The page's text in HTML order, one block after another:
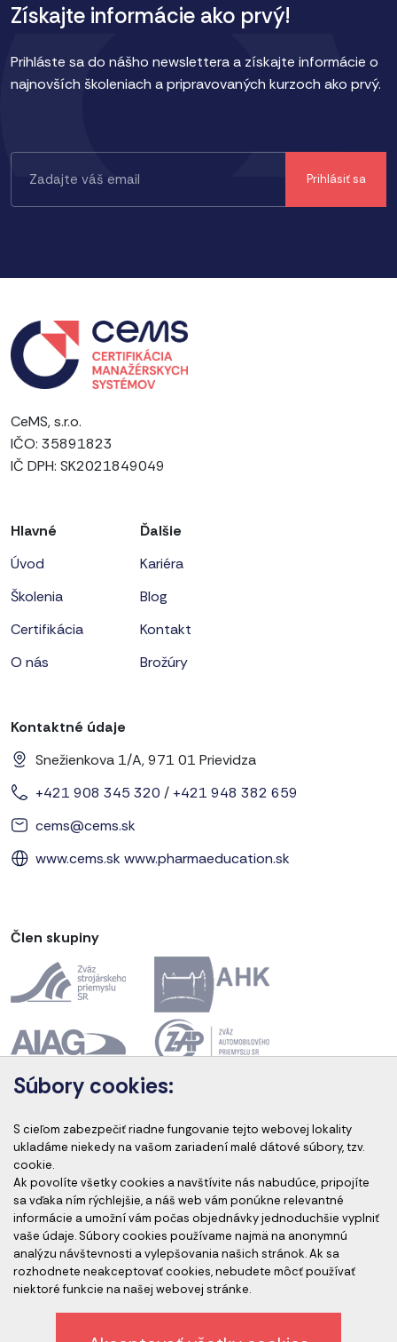
Získajte informácie ako prvý!
Prihláste sa do nášho newslettera a získajte informácie o
najnovších školeniach a pripravovaných kurzoch ako prvý.
CeMS, s.r.o.
IČO: 35891823
IČ DPH: SK2021849049
Hlavné
Úvod
Školenia
Certifikácia
O nás
Ďalšie
Kariéra
Blog
Kontakt
Brožúry
Kontaktné údaje
Snežienkova 1/A, 971 01 Prievidza
+421 908 345 320 / +421 948 382 659
cems@cems.sk
www.cems.skwww.pharmaeducation.sk
Člen skupiny
Akreditácia kurzov
Akreditovaní audítori
Súbory cookies:
S cieľom zabezpečiť riadne fungovanie tejto webovej lokality
ukladáme niekedy na vašom zariadení malé dátové súbory, tzv.
cookie.
Ak povolíte všetky cookies a navštívite nás nabudúce, pripojíte
sa vďaka ním rýchlejšie, a náš web vám ponúkne relevantné
informácie a umožní vám počas objednávky jednoduchšie vyplniť
vaše údaje. Súbory cookies používame najmä na anonymnú
analýzu návštevnosti a vylepšovania našich stránok. Ak sa
rozhodnete neakceptovať cookies, nebudete môcť používať
niektoré funkcie na našej webovej stránke.